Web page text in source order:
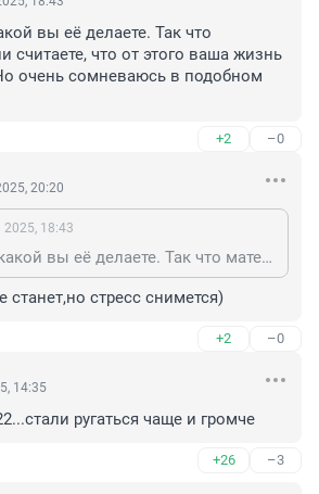
вы её делаете. Так что
считаете, что от этого ваша жизнь
очень сомневаюсь в подобном
+2 –0
20:20
2025, 18:43
Жизнь такая, какой вы её делаете. Так что материтесь, если считаете, что от этого ваша жизнь станет лучше. Но очень сомневаюсь в подобном способе.
стресс снимется)
+2 –0
14:35
ругаться чаще и громче
+26 –3